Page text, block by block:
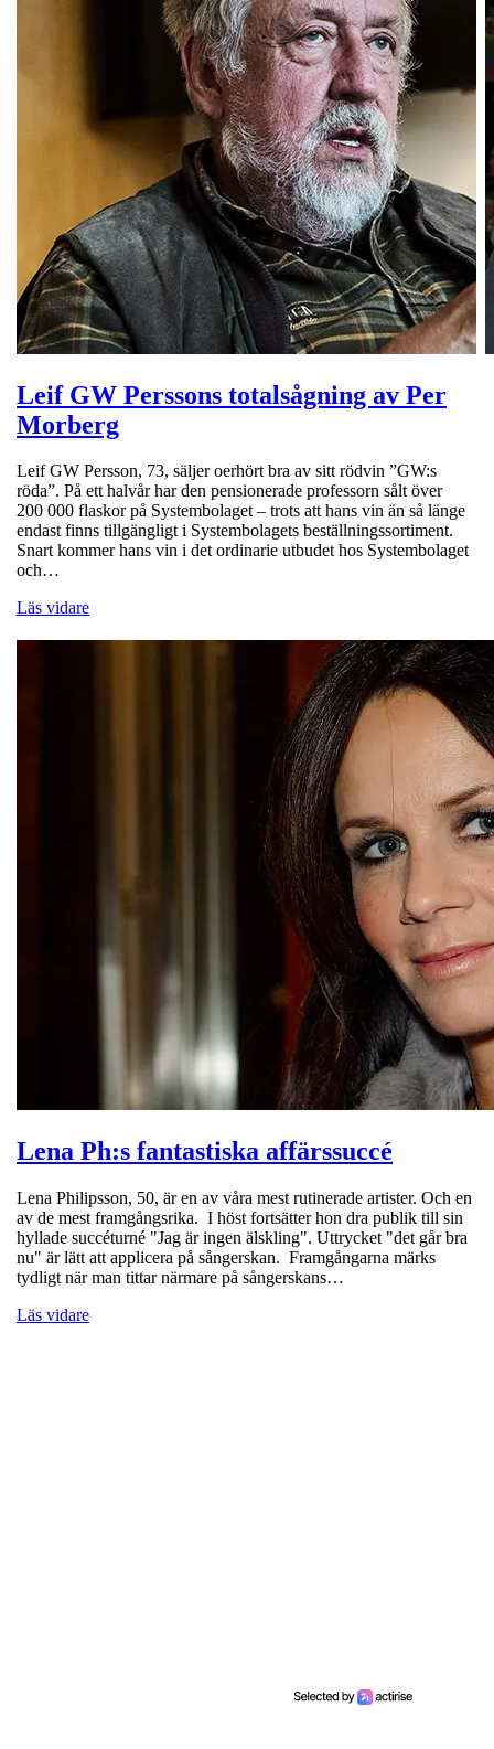
Leif GW Perssons totalsågning av Per
Morberg
Leif GW Persson, 73, säljer oerhört bra av sitt rödvin ”GW:s
röda”. På ett halvår har den pensionerade professorn sålt över
200 000 flaskor på Systembolaget – trots att hans vin än så länge
endast finns tillgängligt i Systembolagets beställningssortiment.
Snart kommer hans vin i det ordinarie utbudet hos Systembolaget
och…
Läs vidare
Lena Ph:s fantastiska affärssuccé
Lena Philipsson, 50, är en av våra mest rutinerade artister. Och en
av de mest framgångsrika. I höst fortsätter hon dra publik till sin
hyllade succéturné "Jag är ingen älskling". Uttrycket "det går bra
nu" är lätt att applicera på sångerskan. Framgångarna märks
tydligt när man tittar närmare på sångerskans…
Läs vidare